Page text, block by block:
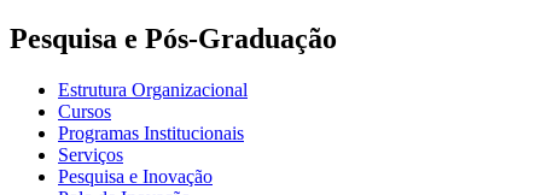
Pesquisa e Pós-Graduação
Estrutura Organizacional
Cursos
Programas Institucionais
Serviços
Pesquisa e Inovação